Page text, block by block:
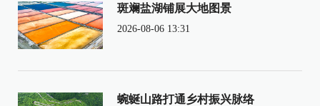
斑斓盐湖铺展大地图景
2026-08-06 13:31
蜿蜒山路打通乡村振兴脉络